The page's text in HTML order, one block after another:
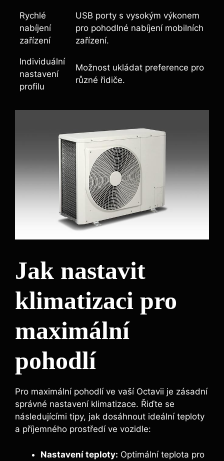
Rychlé
nabíjení
zařízení
USB porty s vysokým výkonem
pro pohodlné nabíjení mobilních
zařízení.
Individuální
nastavení
profilu
Možnost ukládat preference pro
různé řidiče.
Jak nastavit
klimatizaci pro
maximální
pohodlí
Pro maximální pohodlí ve vaší Octavii je zásadní
správné nastavení klimatizace. Řiďte se
následujícími tipy, jak dosáhnout ideální teploty
a příjemného prostředí ve vozidle:
Nastavení teploty: Optimální teplota pro